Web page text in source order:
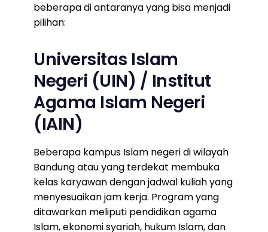
beberapa di antaranya yang bisa menjadi
pilihan:
Universitas Islam
Negeri (UIN) / Institut
Agama Islam Negeri
(IAIN)
Beberapa kampus Islam negeri di wilayah
Bandung atau yang terdekat membuka
kelas karyawan dengan jadwal kuliah yang
menyesuaikan jam kerja. Program yang
ditawarkan meliputi pendidikan agama
Islam, ekonomi syariah, hukum Islam, dan